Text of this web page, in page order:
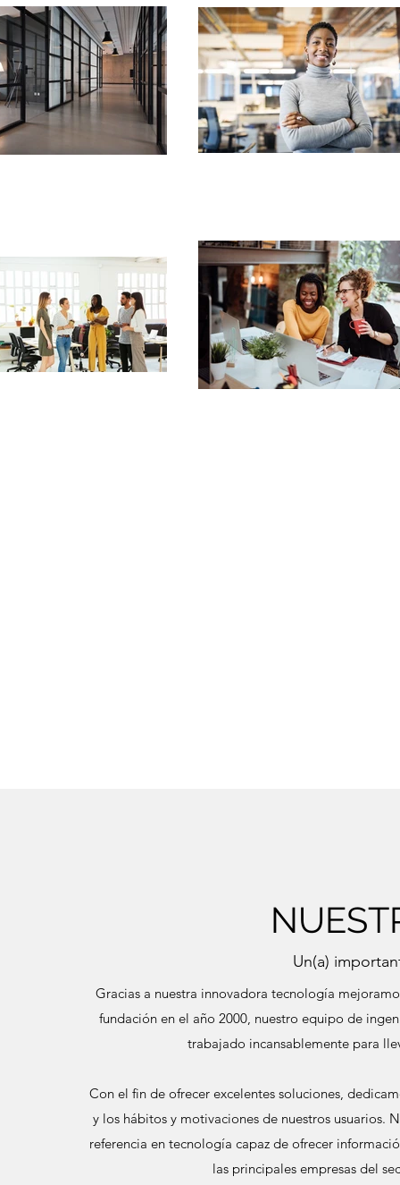
Un(a)
Gracias a nuestra innovadora tecnología
fundación en el año 2000, nuestro equipo de
trabajado incansablemente para
Con el fin de ofrecer excelentes soluciones,
y los hábitos y motivaciones de nuestros usuarios.
referencia en tecnología capaz de ofrecer
las principales empresas del